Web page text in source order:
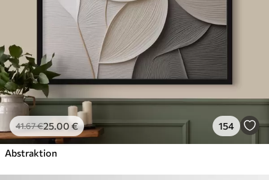
41.67€25.00 € 154
Abstraktion